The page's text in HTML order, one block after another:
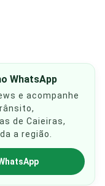
WhatsApp
e acompanhe
de Caieiras,
a região.